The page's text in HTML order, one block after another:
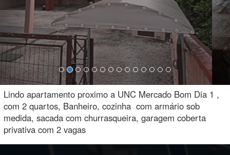
Lindo apartamento proximo a UNC Mercado Bom Dia 1 ,
com 2 quartos, Banheiro, cozinha com armário sob
medida, sacada com churrasqueira, garagem coberta
privativa com 2 vagas